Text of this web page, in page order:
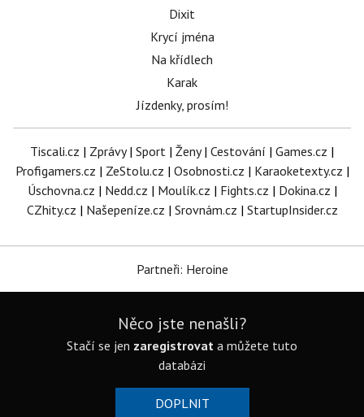
Dixit
Krycí jména
Na křídlech
Karak
Jízdenky, prosím!
Tiscali.cz | Zprávy| Sport | Ženy| Cestování | Games.cz |
Profigamers.cz | ZeStolu.cz | Osobnosti.cz | Karaoketexty.cz |
Úschovna.cz | Nedd.cz | Moulík.cz | Fights.cz | Dokina.cz |
CZhity.cz | Našepeníze.cz | Srovnám.cz | StartupInsider.cz
Partneři: Heroine
Něco jste nenašli?
Stačí se jen zaregistrovat a můžete tuto
databázi
DOPLNIT